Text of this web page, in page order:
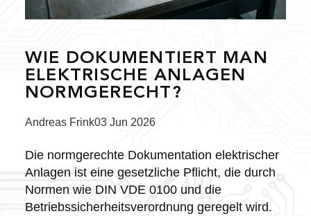
WIE DOKUMENTIERT MAN
ELEKTRISCHE ANLAGEN
NORMGERECHT?
Posted
Andreas Frink03 Jun 2026
Die normgerechte Dokumentation elektrischer
Anlagen ist eine gesetzliche Pflicht, die durch
Normen wie DIN VDE 0100 und die
Betriebssicherheitsverordnung geregelt wird.